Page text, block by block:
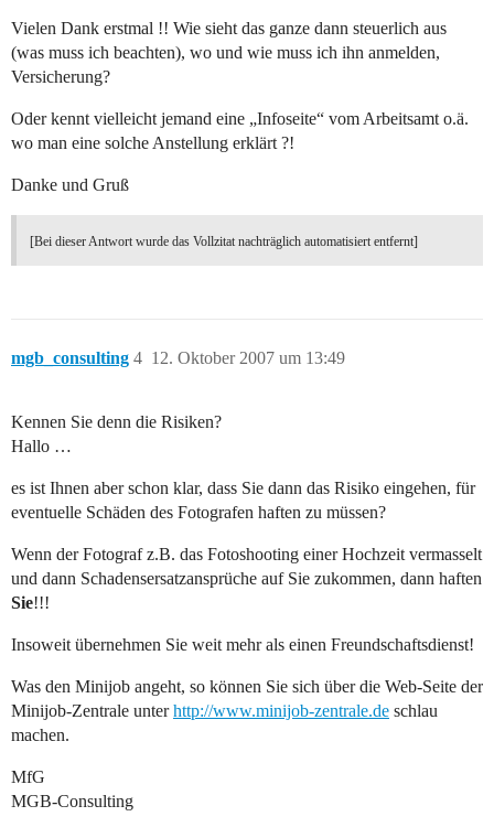
Vielen Dank erstmal !! Wie sieht das ganze dann steuerlich aus
(was muss ich beachten), wo und wie muss ich ihn anmelden,
Versicherung?
Oder kennt vielleicht jemand eine „Infoseite“ vom Arbeitsamt o.ä.
wo man eine solche Anstellung erklärt ?!
Danke und Gruß
[Bei dieser Antwort wurde das Vollzitat nachträglich automatisiert entfernt]
mgb_consulting 12. Oktober 2007 um 13:49
4
Kennen Sie denn die Risiken?
Hallo …
es ist Ihnen aber schon klar, dass Sie dann das Risiko eingehen, für
eventuelle Schäden des Fotografen haften zu müssen?
Wenn der Fotograf z.B. das Fotoshooting einer Hochzeit vermasselt
und dann Schadensersatzansprüche auf Sie zukommen, dann haften
Sie!!!
Insoweit übernehmen Sie weit mehr als einen Freundschaftsdienst!
Was den Minijob angeht, so können Sie sich über die Web-Seite der
Minijob-Zentrale unterhttp://www.minijob-zentrale.de schlau
machen.
MfG
MGB-Consulting